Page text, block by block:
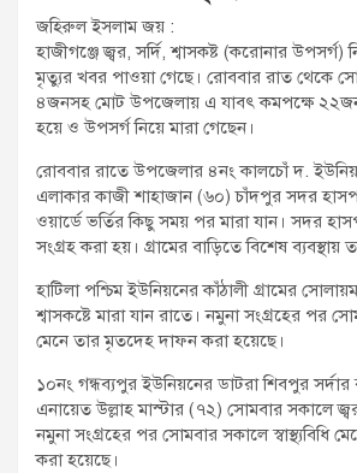
t
:
জহিরুল ইসলাম জয় :
হাজীগঞ্জে জ্বর, সর্দি, শ্বাসকষ্ট (করোনার
মৃত্যুর খবর পাওয়া গেছে। রোববার রাত থেকে
৪জনসহ মোট উপজেলায় এ যাবৎ কমপক্ষে
হয়ে ও উপসর্গ নিয়ে মারা গেছেন।
রোববার রাতে উপজেলার ৪নং কালচোঁ দ.
এলাকার কাজী শাহাজান (৬০) চাঁদপুর সদর
ওয়ার্ডে ভর্তির কিছু সময় পর মারা যান। সদর
সংগ্রহ করা হয়। গ্রামের বাড়িতে বিশেষ ব্যবস্থায়
হাটিলা পশ্চিম ইউনিয়নের কাঁঠালী গ্রামের
শ্বাসকষ্টে মারা যান রাতে। নমুনা সংগ্রহের পর
মেনে তার মৃতদেহ দাফন করা হয়েছে।
১০নং গন্ধব্যপুর ইউনিয়নের ডাটরা শিবপুর সর্দার
এনায়েত উল্লাহ মাস্টার (৭২) সোমবার সকালে জ্বর
নমুনা সংগ্রহের পর সোমবার সকালে স্বাস্থ্যবিধি
করা হয়েছে।